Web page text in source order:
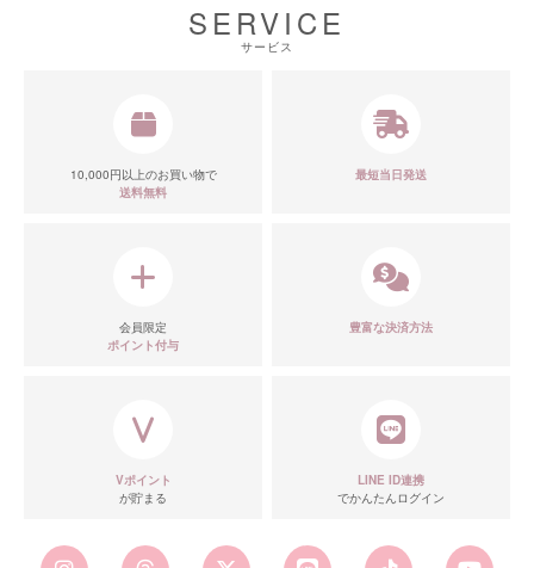
SERVICE
サービス
10,000円以上のお買い物で
送料無料
最短当日発送
会員限定
ポイント付与
豊富な決済方法
Vポイント
が貯まる
LINE ID連携
でかんたんログイン